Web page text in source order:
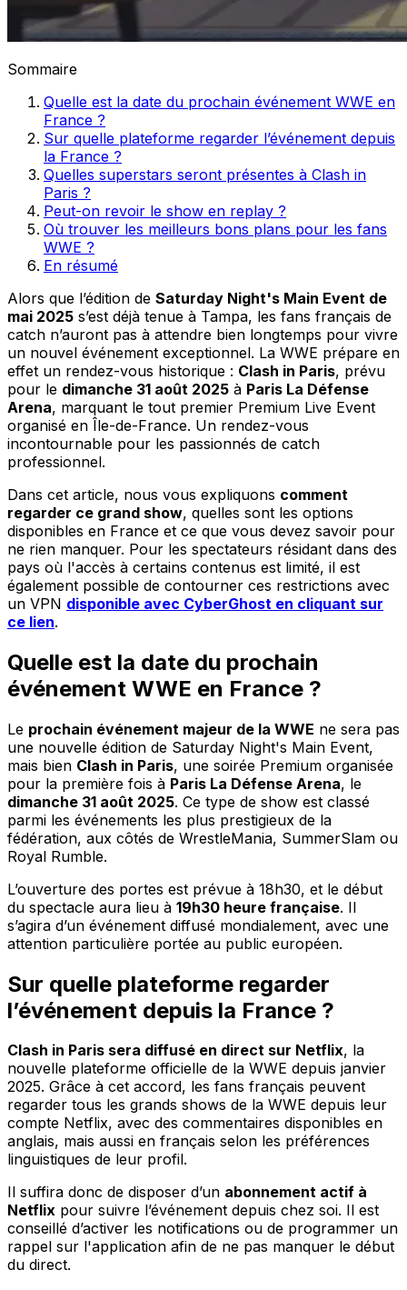
Sommaire
Quelle est la date du prochain événement WWE en
France ?
Sur quelle plateforme regarder l’événement depuis
la France ?
Quelles superstars seront présentes à Clash in
Paris ?
Peut-on revoir le show en replay ?
Où trouver les meilleurs bons plans pour les fans
WWE ?
En résumé
Alors que l’édition de Saturday Night's Main Event de
mai 2025 s’est déjà tenue à Tampa, les fans français de
catch n’auront pas à attendre bien longtemps pour vivre
un nouvel événement exceptionnel. La WWE prépare en
effet un rendez-vous historique : Clash in Paris, prévu
pour le dimanche 31 août 2025 à Paris La Défense
Arena, marquant le tout premier Premium Live Event
organisé en Île-de-France. Un rendez-vous
incontournable pour les passionnés de catch
professionnel.
Dans cet article, nous vous expliquons comment
regarder ce grand show, quelles sont les options
disponibles en France et ce que vous devez savoir pour
ne rien manquer. Pour les spectateurs résidant dans des
pays où l'accès à certains contenus est limité, il est
également possible de contourner ces restrictions avec
un VPN disponible avec CyberGhost en cliquant sur
ce lien.
Quelle est la date du prochain
événement WWE en France ?
Le prochain événement majeur de la WWE ne sera pas
une nouvelle édition de Saturday Night's Main Event,
mais bien Clash in Paris, une soirée Premium organisée
pour la première fois à Paris La Défense Arena, le
dimanche 31 août 2025. Ce type de show est classé
parmi les événements les plus prestigieux de la
fédération, aux côtés de WrestleMania, SummerSlam ou
Royal Rumble.
L’ouverture des portes est prévue à 18h30, et le début
du spectacle aura lieu à 19h30 heure française. Il
s’agira d’un événement diffusé mondialement, avec une
attention particulière portée au public européen.
Sur quelle plateforme regarder
l’événement depuis la France ?
Clash in Paris sera diffusé en direct sur Netflix, la
nouvelle plateforme officielle de la WWE depuis janvier
2025. Grâce à cet accord, les fans français peuvent
regarder tous les grands shows de la WWE depuis leur
compte Netflix, avec des commentaires disponibles en
anglais, mais aussi en français selon les préférences
linguistiques de leur profil.
Il suffira donc de disposer d’un abonnement actif à
Netflix pour suivre l’événement depuis chez soi. Il est
conseillé d’activer les notifications ou de programmer un
rappel sur l'application afin de ne pas manquer le début
du direct.